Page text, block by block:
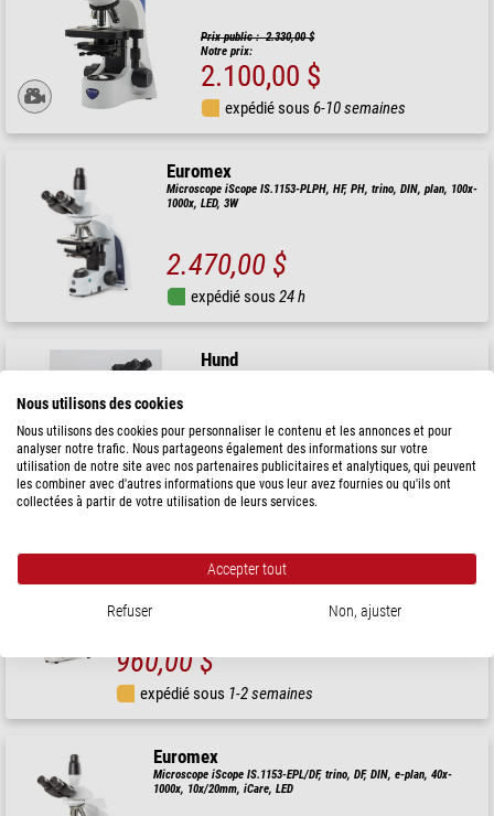
Prix public : 2.330,00 $
Notre prix:
2.100,00 $
expédié sous6-10 semaines
Euromex
Microscope iScope IS.1153-PLPH, HF, PH, trino, DIN, plan, 100x-
1000x, LED, 3W
2.470,00 $
expédié sous 24 h
Hund
5.400,00 $
Euromex
4/10/S40x, DIN, 40x - 400x, 10x/18, LED, 1W, Platine à chariot croisé
960,00 $
expédié sous 1-2 semaines
Euromex
Microscope iScope IS.1153-EPL/DF, trino, DF, DIN, e-plan, 40x-
1000x, 10x/20mm, iCare, LED
Nous utilisons des cookies
Nous utilisons des cookies pour personnaliser le contenu et les annonces et pour
analyser notre trafic. Nous partageons également des informations sur votre
utilisation de notre site avec nos partenaires publicitaires et analytiques, qui peuvent
les combiner avec d'autres informations que vous leur avez fournies ou qu'ils ont
collectées à partir de votre utilisation de leurs services.
Accepter tout
Refuser Non, ajuster